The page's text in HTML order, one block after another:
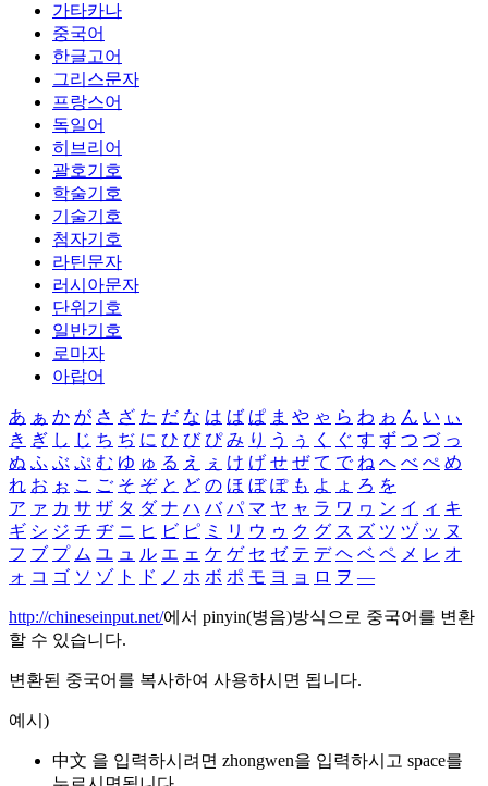
가타카나
중국어
한글고어
그리스문자
프랑스어
독일어
히브리어
괄호기호
학술기호
기술기호
첨자기호
라틴문자
러시아문자
단위기호
일반기호
로마자
아랍어
あ ぁ か が さ ざ た だ な は ば ぱ ま や ゃ ら わ ゎ ん い ぃ
き ぎ し じ ち ぢ に ひ び ぴ み り う ぅ く ぐ す ず つ づ っ
ぬ ふ ぶ ぷ む ゆ ゅ る え ぇ け げ せ ぜ て で ね へ べ ぺ め
れ お ぉ こ ご そ ぞ と ど の ほ ぼ ぽ も よ ょ ろ を
ア ァ カ サ ザ タ ダ ナ ハ バ パ マ ヤ ャ ラ ワ ヮ ン イ ィ キ
ギ シ ジ チ ヂ ニ ヒ ビ ピ ミ リ ウ ゥ ク グ ス ズ ツ ヅ ッ ヌ
フ ブ プ ム ユ ュ ル エ ェ ケ ゲ セ ゼ テ デ ヘ ベ ペ メ レ オ
ォ コ ゴ ソ ゾ ト ド ノ ホ ボ ポ モ ヨ ョ ロ ヲ ―
http://chineseinput.net/에서 pinyin(병음)방식으로 중국어를 변환
할 수 있습니다.
변환된 중국어를 복사하여 사용하시면 됩니다.
예시)
中文 을 입력하시려면 zhongwen을 입력하시고 space를